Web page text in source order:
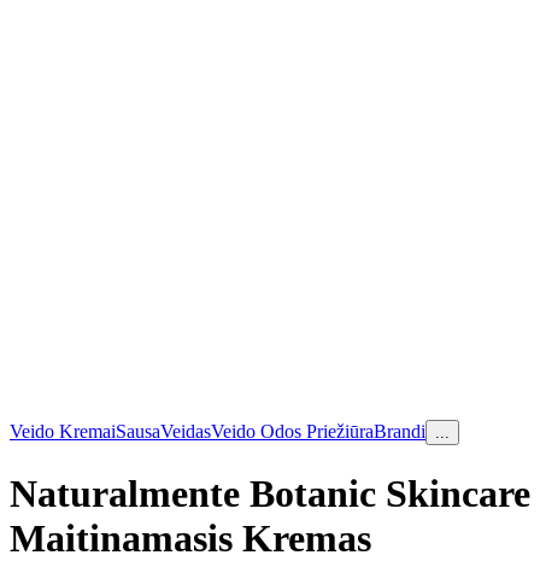
Veido KremaiSausaVeidasVeido Odos PriežiūraBrandi ...
Naturalmente Botanic Skincare
Maitinamasis Kremas